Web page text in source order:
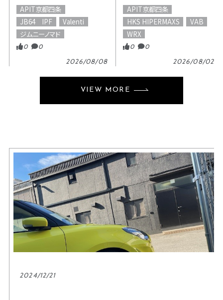
2026/08/08
APIT京都四条
JB64 IPF
Valenti
ジムニーノマド
0 0
2026/08/02
APIT京都四条
HKS HIPERMAXS
VAB
WRX
0 0
VIEW MORE
2024/12/21